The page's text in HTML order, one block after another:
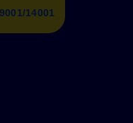
14001